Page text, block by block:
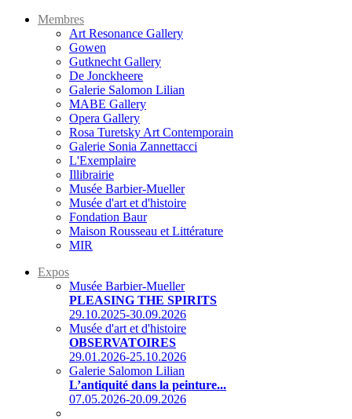
Membres
Art Resonance Gallery
Gowen
Gutknecht Gallery
De Jonckheere
Galerie Salomon Lilian
MABE Gallery
Opera Gallery
Rosa Turetsky Art Contemporain
Galerie Sonia Zannettacci
L'Exemplaire
Illibrairie
Musée Barbier-Mueller
Musée d'art et d'histoire
Fondation Baur
Maison Rousseau et Littérature
MIR
Expos
Musée Barbier-Mueller
PLEASING THE SPIRITS
29.10.2025-30.09.2026
Musée d'art et d'histoire
OBSERVATOIRES
29.01.2026-25.10.2026
Galerie Salomon Lilian
L’antiquité dans la peinture...
07.05.2026-20.09.2026